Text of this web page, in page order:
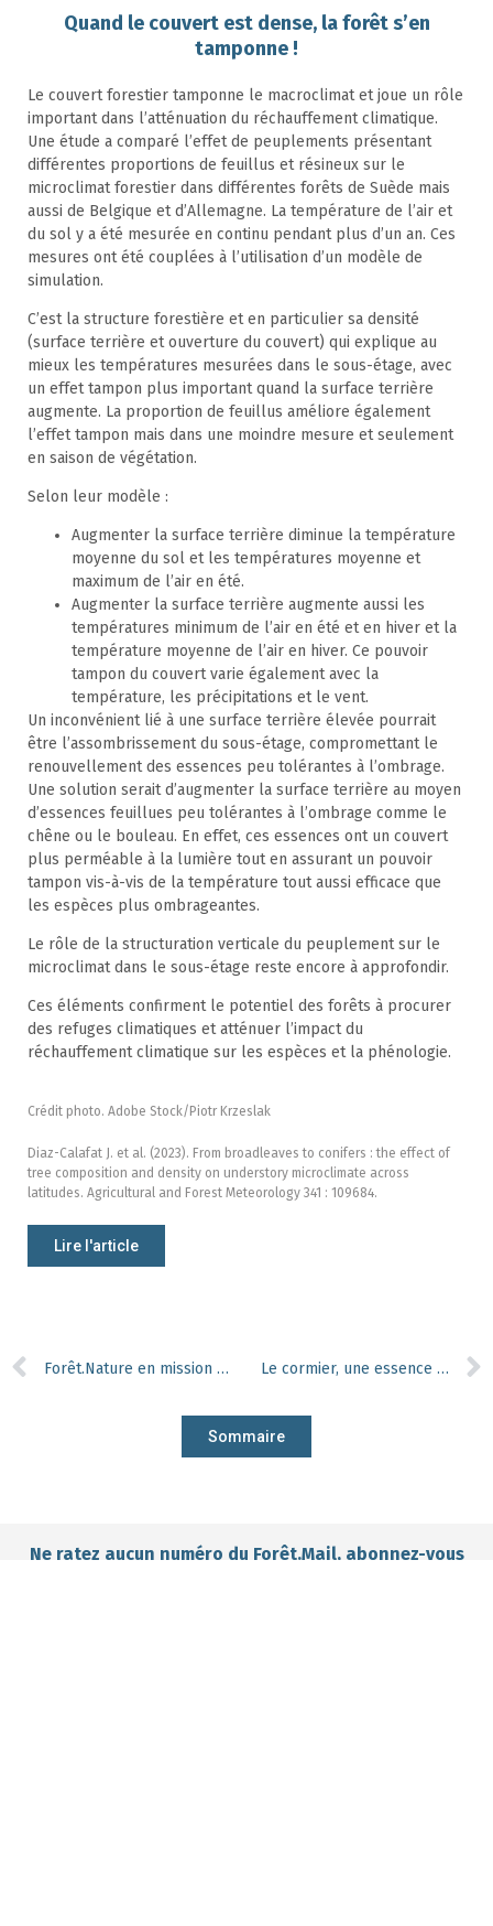
Quand le couvert est dense, la forêt s’en
tamponne !
Le couvert forestier tamponne le macroclimat et joue un rôle
important dans l’atténuation du réchauffement climatique.
Une étude a comparé l’effet de peuplements présentant
différentes proportions de feuillus et résineux sur le
microclimat forestier dans différentes forêts de Suède mais
aussi de Belgique et d’Allemagne. La température de l’air et
du sol y a été mesurée en continu pendant plus d’un an. Ces
mesures ont été couplées à l’utilisation d’un modèle de
simulation.
C’est la structure forestière et en particulier sa densité
(surface terrière et ouverture du couvert) qui explique au
mieux les températures mesurées dans le sous-étage, avec
un effet tampon plus important quand la surface terrière
augmente. La proportion de feuillus améliore également
l’effet tampon mais dans une moindre mesure et seulement
en saison de végétation.
Selon leur modèle :
Augmenter la surface terrière diminue la température
moyenne du sol et les températures moyenne et
maximum de l’air en été.
Augmenter la surface terrière augmente aussi les
températures minimum de l’air en été et en hiver et la
température moyenne de l’air en hiver. Ce pouvoir
tampon du couvert varie également avec la
température, les précipitations et le vent.
Un inconvénient lié à une surface terrière élevée pourrait
être l’assombrissement du sous-étage, compromettant le
renouvellement des essences peu tolérantes à l’ombrage.
Une solution serait d’augmenter la surface terrière au moyen
d’essences feuillues peu tolérantes à l’ombrage comme le
chêne ou le bouleau. En effet, ces essences ont un couvert
plus perméable à la lumière tout en assurant un pouvoir
tampon vis-à-vis de la température tout aussi efficace que
les espèces plus ombrageantes.
Le rôle de la structuration verticale du peuplement sur le
microclimat dans le sous-étage reste encore à approfondir.
Ces éléments confirment le potentiel des forêts à procurer
des refuges climatiques et atténuer l’impact du
réchauffement climatique sur les espèces et la phénologie.
Crédit photo. Adobe Stock/Piotr Krzeslak
Diaz-Calafat J. et al. (2023). From broadleaves to conifers : the effect of
tree composition and density on understory microclimate across
latitudes. Agricultural and Forest Meteorology 341 : 109684.
Lire l'article
Forêt.Nature en mission SMCC au Pays-Basque espagnol Le cormier, une essence d’avenir ?
Sommaire
Ne ratez aucun numéro du Forêt.Mail, abonnez-vous